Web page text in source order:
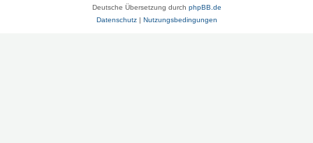
Deutsche Übersetzung durch phpBB.de
Datenschutz| Nutzungsbedingungen